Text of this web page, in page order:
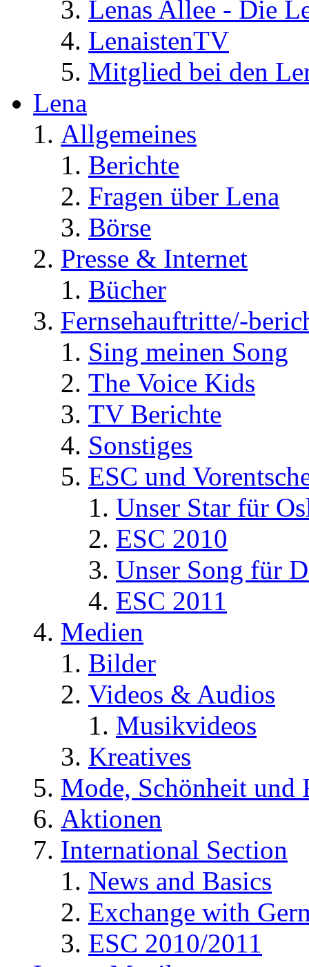
Lenas Allee - Die
LenaistenTV
Mitglied bei den
Lena
Allgemeines
Berichte
Fragen über Lena
Börse
Presse & Internet
Bücher
Fernsehauftritte/-
Sing meinen Song
The Voice Kids
TV Berichte
Sonstiges
ESC und
Unser Star für
ESC 2010
Unser Song für
ESC 2011
Medien
Bilder
Videos & Audios
Musikvideos
Kreatives
Mode, Schönheit und
Aktionen
International Section
News and Basics
Exchange with
ESC 2010/2011